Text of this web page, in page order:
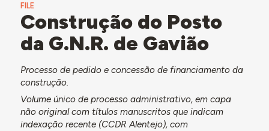
FILE
Construção do Posto
da G.N.R. de Gavião
Processo de pedido e concessão de financiamento da
construção.
Volume único de processo administrativo, em capa
não original com títulos manuscritos que indicam
indexação recente (CCDR Alentejo), com